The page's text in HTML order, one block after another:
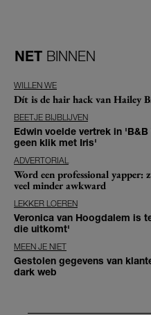
NET BINNEN
WILLEN WE
Dít is de hair hack van Hailey
BEETJE BIJBLIJVEN
Edwin voelde vertrek in
geen klik met Iris'
ADVERTORIAL
Word een professional yapper:
veel minder awkward
LEKKER LOEREN
Veronica van Hoogdalem is
die uitkomt'
MEEN JE NIET
Gestolen gegevens van
dark web